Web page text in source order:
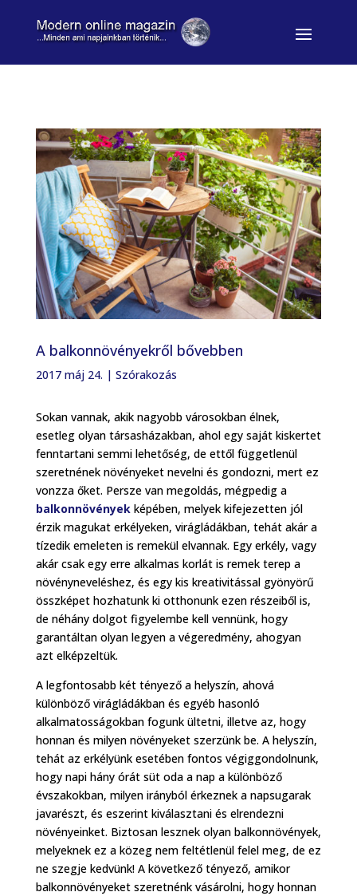
A balkonnövényekről bővebben
2017 máj 24. | Szórakozás
Sokan vannak, akik nagyobb városokban élnek,
esetleg olyan társasházakban, ahol egy saját kiskertet
fenntartani semmi lehetőség, de ettől függetlenül
szeretnének növényeket nevelni és gondozni, mert ez
vonzza őket. Persze van megoldás, mégpedig a
balkonnövényekképében, melyek kifejezetten jól
érzik magukat erkélyeken, virágládákban, tehát akár a
tízedik emeleten is remekül elvannak. Egy erkély, vagy
akár csak egy erre alkalmas korlát is remek terep a
növényneveléshez, és egy kis kreativitással gyönyörű
összképet hozhatunk ki otthonunk ezen részeiből is,
de néhány dolgot figyelembe kell vennünk, hogy
garantáltan olyan legyen a végeredmény, ahogyan
azt elképzeltük.
A legfontosabb két tényező a helyszín, ahová
különböző virágládákban és egyéb hasonló
alkalmatosságokban fogunk ültetni, illetve az, hogy
honnan és milyen növényeket szerzünk be. A helyszín,
tehát az erkélyünk esetében fontos végiggondolnunk,
hogy napi hány órát süt oda a nap a különböző
évszakokban, milyen irányból érkeznek a napsugarak
javarészt, és eszerint kiválasztani és elrendezni
növényeinket. Biztosan lesznek olyan balkonnövények,
melyeknek ez a közeg nem feltétlenül felel meg, de ez
ne szegje kedvünk! A következő tényező, amikor
balkonnövényeket szeretnénk vásárolni, hogy honnan